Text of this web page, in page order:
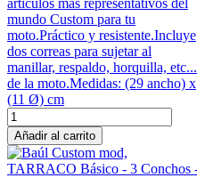
artículos más representativos del
mundo Custom para tu
moto.Práctico y resistente.Incluye
dos correas para sujetar al
manillar, respaldo, horquilla, etc...
de la moto.Medidas: (29 ancho) x
(11 Ø) cm
Añadir al carrito